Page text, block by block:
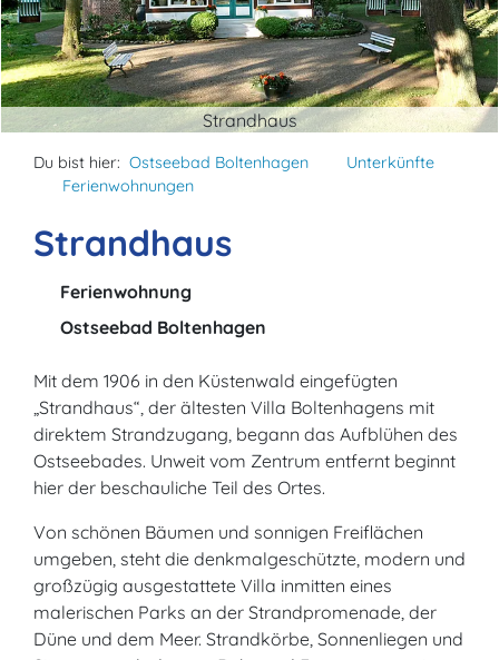
Strandhaus
Du bist hier: Ostseebad Boltenhagen
Unterkünfte
Ferienwohnungen
Strandhaus
Ferienwohnung
Ostseebad Boltenhagen
Mit dem 1906 in den Küstenwald eingefügten
„Strandhaus“, der ältesten Villa Boltenhagens mit
direktem Strandzugang, begann das Aufblühen des
Ostseebades. Unweit vom Zentrum entfernt beginnt
hier der beschauliche Teil des Ortes.
Von schönen Bäumen und sonnigen Freiflächen
umgeben, steht die denkmalgeschützte, modern und
großzügig ausgestattete Villa inmitten eines
malerischen Parks an der Strandpromenade, der
Düne und dem Meer. Strandkörbe, Sonnenliegen und